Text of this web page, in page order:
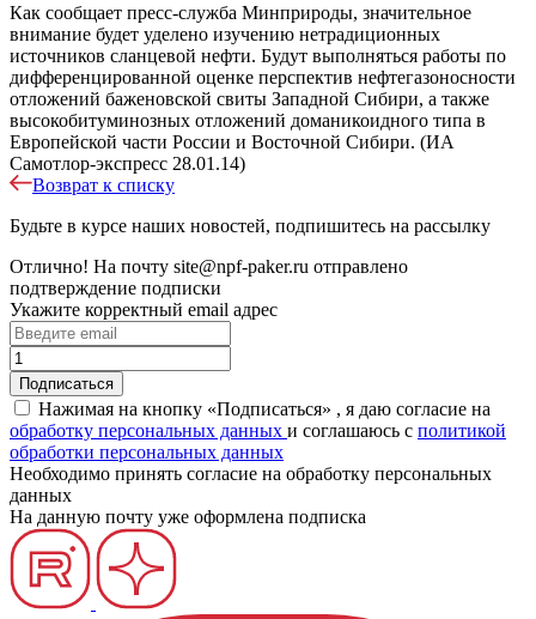
Как сообщает пресс-служба Минприроды, значительное
внимание будет уделено изучению нетрадиционных
источников сланцевой нефти. Будут выполняться работы по
дифференцированной оценке перспектив нефтегазоносности
отложений баженовской свиты Западной Сибири, а также
высокобитуминозных отложений доманикоидного типа в
Европейской части России и Восточной Сибири. (ИА
Самотлор-экспресс 28.01.14)
Возврат к списку
Будьте в курсе наших новостей, подпишитесь на рассылку
Отлично! На почту site@npf-paker.ru отправлено
подтверждение подписки
Укажите корректный email адрес
Нажимая на кнопку «Подписаться» , я даю согласие на
обработку персональных данных и соглашаюсь c политикой
обработки персональных данных
Необходимо принять согласие на обработку персональных
данных
На данную почту уже оформлена подписка